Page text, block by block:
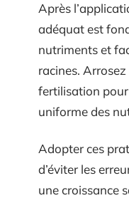
Après
adéquat est
nutriments et
racines.
fertilisation
uniforme des
Adopter ces
d’éviter les
une croissance